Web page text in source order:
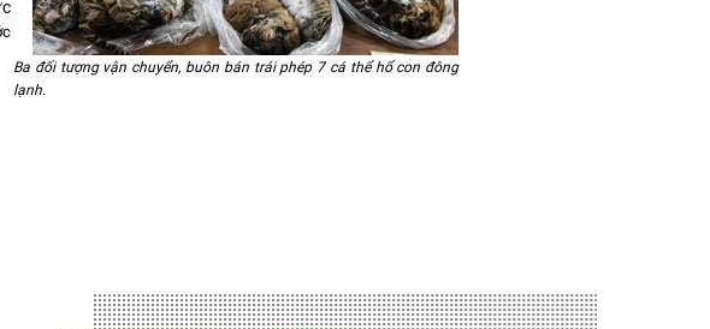
Ba đối tượng vận chuyển, buôn bán trái phép 7 cá thể hổ con đông
lạnh.